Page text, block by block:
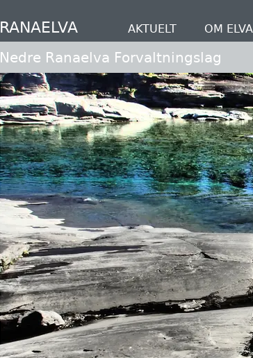
RANAELVA AKTUELT OM ELVA
Nedre Ranaelva Forvaltningslag